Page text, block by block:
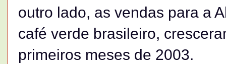
outro lado, as vendas para a
café verde brasileiro,
primeiros meses de 2003.